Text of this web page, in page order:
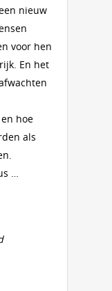
nieuw
voor hen
En het
hoe
als
…